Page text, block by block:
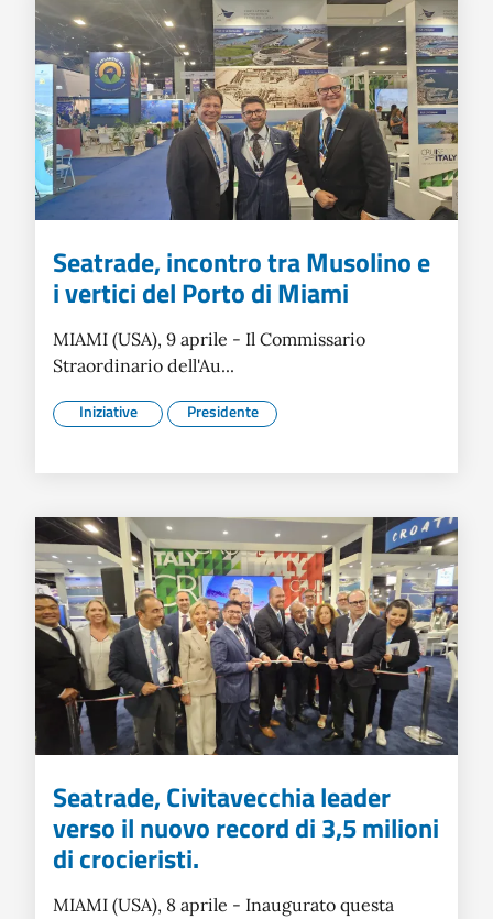
Seatrade, incontro tra Musolino e
i vertici del Porto di Miami
MIAMI (USA), 9 aprile - Il Commissario
Straordinario dell'Au...
Iniziative Presidente
Seatrade, Civitavecchia leader
verso il nuovo record di 3,5 milioni
di crocieristi.
MIAMI (USA), 8 aprile - Inaugurato questa